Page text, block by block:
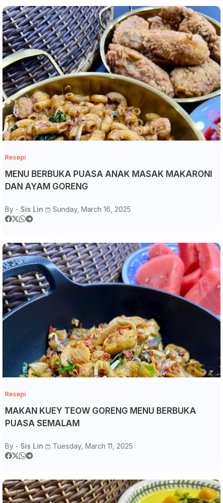
Resepi
MENU BERBUKA PUASA ANAK MASAK MAKARONI
DAN AYAM GORENG
By - Sis Lin Sunday, March 16, 2025
Resepi
MAKAN KUEY TEOW GORENG MENU BERBUKA
PUASA SEMALAM
By - Sis Lin Tuesday, March 11, 2025